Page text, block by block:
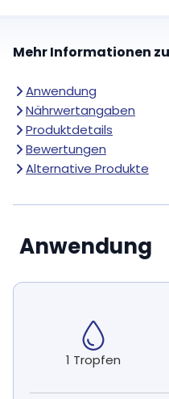
Mehr Informationen
Anwendung
Nährwertangaben
Produktdetails
Bewertungen
Alternative Produkte
Anwendung
1 Tropfen